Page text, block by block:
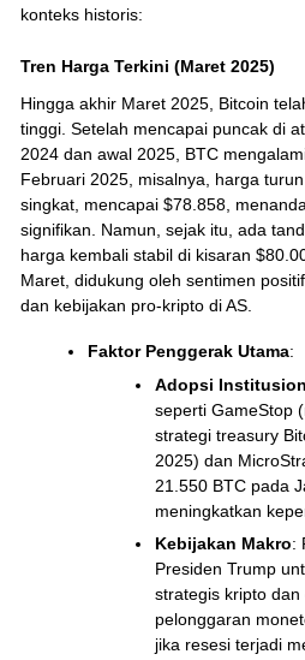
konteks historis:
Tren Harga Terkini (Maret 2025)
Hingga akhir Maret 2025, Bitcoin
tinggi. Setelah mencapai puncak di
2024 dan awal 2025, BTC
Februari 2025, misalnya, harga
singkat, mencapai $78.858,
signifikan. Namun, sejak itu, ada
harga kembali stabil di kisaran
Maret, didukung oleh sentimen
dan kebijakan pro-kripto di AS.
Faktor Penggerak Utama:
Adopsi
seperti GameStop
strategi treasury
2025) dan
21.550 BTC pada
meningkatkan
Kebijakan Makro:
Presiden Trump
strategis kripto dan
pelonggaran
jika resesi terjadi